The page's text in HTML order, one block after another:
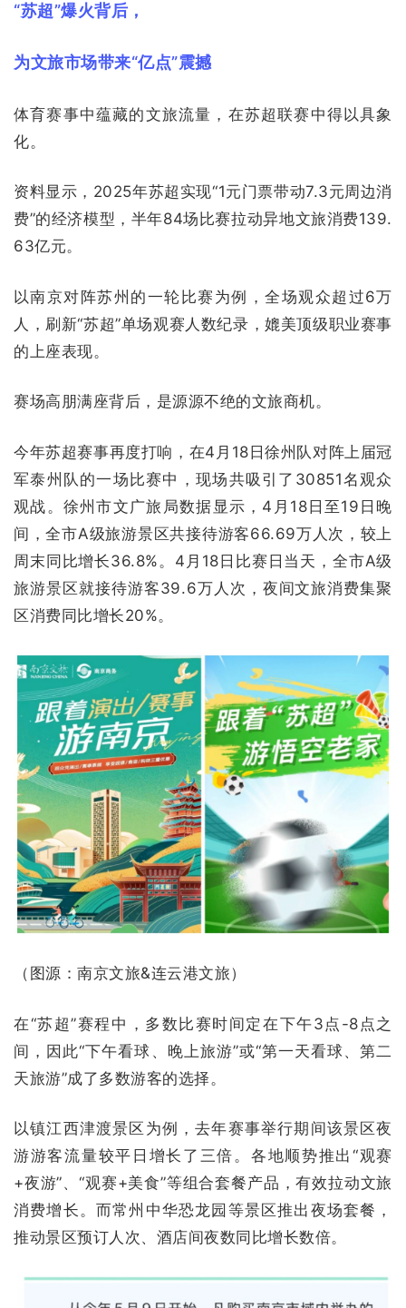
“苏超”爆火背后，
为文旅市场带来“亿点”震撼
体育赛事中蕴藏的文旅流量，在苏超联赛中得以具象
化。
资料显示， 2025年苏超实现“1元门票带动7.3元周边消
费”的经济模型，半年84场比赛拉动异地文旅消费139.
63亿元。
以南京对阵苏州的一轮比赛为例，全场观众超过6万
人，刷新“苏超”单场观赛人数纪录，媲美顶级职业赛事
的上座表现。
赛场高朋满座背后，是源源不绝的文旅商机。
今年苏超赛事再度打响，在4月18日徐州队对阵上届冠
军泰州队的一场比赛中，现场共吸引了30851名观众
观战。徐州市文广旅局数据显示，4月18日至19日晚
间，全市A级旅游景区共接待游客66.69万人次，较上
周末同比增长36.8%。4月18日比赛日当天，全市A级
旅游景区就接待游客39.6万人次，夜间文旅消费集聚
区消费同比增长20%。
（图源：南京文旅&连云港文旅）
在“苏超”赛程中，多数比赛时间定在下午3点-8点之
间，因此“下午看球、晚上旅游”或“第一天看球、第二
天旅游”成了多数游客的选择。
以镇江西津渡景区为例，去年赛事举行期间该景区夜
游游客流量较平日增长了三倍。 各地顺势推出“观赛
+夜游”、“观赛+美食”等组合套餐产品，有效拉动文旅
消费增长。而常州中华恐龙园等景区推出夜场套餐，
推动景区预订人次、酒店间夜数同比增长数倍。